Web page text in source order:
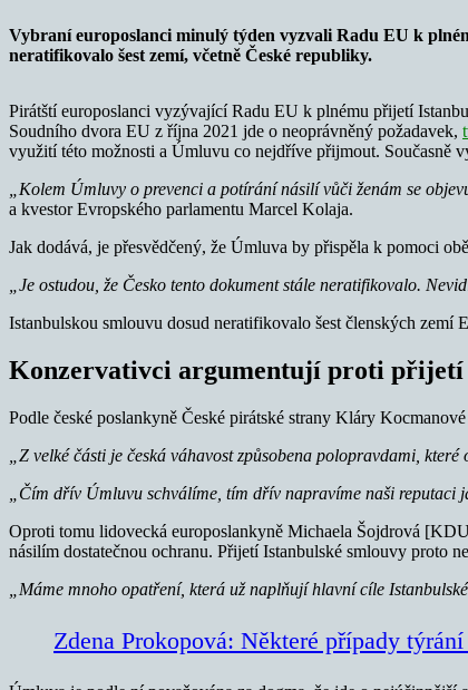
Vybraní europoslanci minulý týden vyzvali Radu EU k
neratifikovalo šest zemí, včetně České republiky.
Pirátští europoslanci vyzývající Radu EU k plnému přijetí
Soudního dvora EU z října 2021 jde o neoprávněný požadavek,
využití této možnosti a Úmluvu co nejdříve přijmout. Současně
„Kolem Úmluvy o prevenci a potírání násilí vůči ženám se
a kvestor Evropského parlamentu Marcel Kolaja.
Jak dodává, je přesvědčený, že Úmluva by přispěla k pomoci
„Je ostudou, že Česko tento dokument stále neratifikovalo.
Istanbulskou smlouvu dosud neratifikovalo šest členských
Konzervativci argumentují proti přijetí
Podle české poslankyně České pirátské strany Kláry
„Z velké části je česká váhavost způsobena polopravdami,
„Čím dřív Úmluvu schválíme, tím dřív napravíme naši reputaci
Oproti tomu lidovecká europoslankyně Michaela Šojdrová
násilím dostatečnou ochranu. Přijetí Istanbulské smlouvy proto
„Máme mnoho opatření, která už naplňují hlavní cíle
Zdena Prokopová: Některé případy